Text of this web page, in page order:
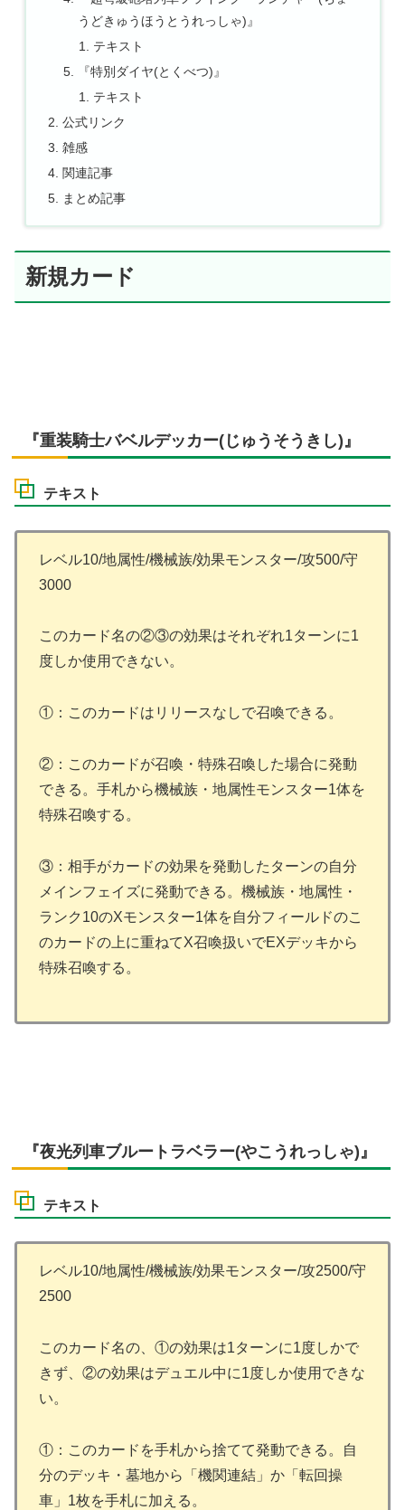
うどきゅうほうとうれっしゃ)』
テキスト
『特別ダイヤ(とくべつ)』
テキスト
公式リンク
雑感
関連記事
まとめ記事
新規カード
『重装騎士バベルデッカー(じゅうそうきし)』
テキスト
レベル10/地属性/機械族/効果モンスター/攻500/守
3000
このカード名の②③の効果はそれぞれ1ターンに1
度しか使用できない。
①：このカードはリリースなしで召喚できる。
②：このカードが召喚・特殊召喚した場合に発動
できる。手札から機械族・地属性モンスター1体を
特殊召喚する。
③：相手がカードの効果を発動したターンの自分
メインフェイズに発動できる。機械族・地属性・
ランク10のXモンスター1体を自分フィールドのこ
のカードの上に重ねてX召喚扱いでEXデッキから
特殊召喚する。
『夜光列車ブルートラベラー(やこうれっしゃ)』
テキスト
レベル10/地属性/機械族/効果モンスター/攻2500/守
2500
このカード名の、①の効果は1ターンに1度しかで
きず、②の効果はデュエル中に1度しか使用できな
い。
①：このカードを手札から捨てて発動できる。自
分のデッキ・墓地から「機関連結」か「転回操
車」1枚を手札に加える。